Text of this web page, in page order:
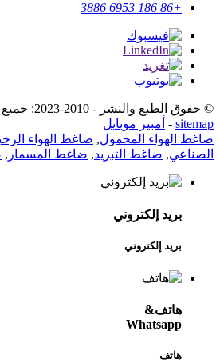
+86 186 6953 3886
© حقوق الطبع والنشر - 2010-2023: جميع الحقوق محفوظة.
sitemap
- أمبير موبايل
ضاغط الهواء المحمول, ضاغط الهواء
الصناعي, ضاغط التبريد, ضاغط المسمار ,
بريد إلكتروني
بريد إلكتروني
هاتف&
Whatsapp
هاتف